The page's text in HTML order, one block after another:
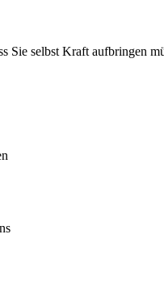
Sie selbst Kraft